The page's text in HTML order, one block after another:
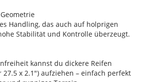
Handling, das auch auf holprigen
Stabilität und Kontrolle überzeugt.
kannst du dickere Reifen
27.5 x 2.1") aufziehen – einfach perfekt